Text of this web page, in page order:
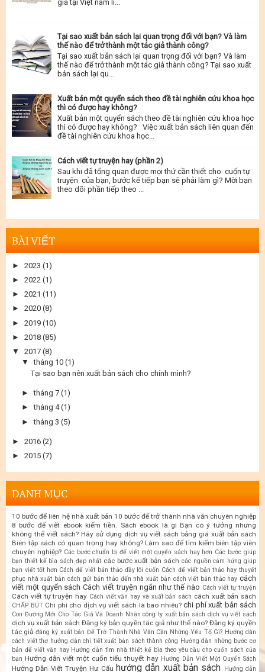
giả tại Việt nam li...
Tại sao xuất bản sách lại quan trọng đối với bạn? Và làm
thế nào để trở thành một tác giả thành công?
Tại sao xuất bản sách lại quan trọng đối với bạn? Và làm
thế nào để trở thành một tác giả thành công? Tại sao xuất
bản sách lại qu...
Xuất bản một quyển sách theo đề tài nghiên cứu khoa học
thì có được hay không?
Xuất bản một quyển sách theo đề tài nghiên cứu khoa học
thì có được hay không? Việc xuất bản sách liên quan đến
đề tài nghiên cứu khoa học...
Cách viết tự truyện hay (phần 2)
Sau khi đã tổng quan được mọi thứ cần thiết cho cuốn tự
truyện của bạn, bước kế tiếp bạn sẽ phải làm gì? Mời bạn
theo dõi phần tiếp theo ...
BÀI VIẾT
► 2023 (1)
► 2022 (1)
► 2021 (11)
► 2020 (8)
► 2019 (10)
► 2018 (85)
▼
2017 (8)
▼
tháng 10 (1)
Tại sao bạn nên xuất bản sách cho chính mình?
►tháng 7 (1)
►tháng 4 (1)
►tháng 3 (5)
► 2016 (2)
► 2015 (7)
DANH MỤC
10 bước để liên hệ nhà xuất bản 10 bước để trở thành nhà văn chuyên nghiệp
8 bước để viết ebook kiếm tiền. Sách ebook là gì Bạn có ý tưởng nhưng
không thể viết sách? Hãy sử dụng dịch vụ viết sách bảng giá xuất bản sách
Biên tập sách có quan trọng hay không? Làm sao để tìm kiếm biên tập viên
chuyên nghiệp? Các bước chuẩn bị để viết một quyển sách hay hơn Các bước giúp
bạn thiết kế bìa sách đẹp nhất các bước xuất bản sách các nguồn cảm hứng giúp
bạn viết tốt hơn Cách để viết bản thảo đầy lôi cuốn Cách để viết bản thảo hay thuyết
phục nhà xuất bản cách gửi bản thảo đến nhà xuất bản cách viết bản thảo hay cách
viết một quyển sách Cách viết truyện ngắn như thế nào Cách viết tự truyện
Cách viết tự truyện hay Cách viết văn hay và xuất bản sách cách xuất bản sách
CHẤP BÚT Chi phí cho dịch vụ viết sách là bao nhiêu? chi phí xuất bản sách
Con Đường Mới Cho Tác Giả Và Doanh Nhân công ty xuất bản sách dịch vụ viết sách
dịch vụ xuất bản sách Đăng ký bản quyền tác giả như thế nào? Đăng ký quyền
tác giả đăng ký xuất bản Để Trở Thành Nhà Văn Cần Những Yếu Tố Gì? Hướng dẫn
cách viết thơ hướng dẫn chi tiết xuất bản sách thành công Hướng dẫn những bước cơ
bản để viết văn hay Hướng dẫn tìm nhà thiết kế bìa theo yêu cầu cho cuốn sách của
bạn Hướng dẫn viết một cuốn tiểu thuyết hay Hướng Dẫn Viết Một Quyển Sách
Hướng Dẫn Viết Truyện Hư Cấu hướng dẫn xuất bản sách
Hướng dẫn